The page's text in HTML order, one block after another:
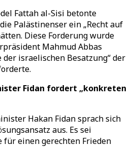
Fattah al-Sisi betonte
Palästinenser ein „Recht auf
Diese Forderung wurde
Mahmud Abbas
der israelischen Besatzung“ der
Fidan fordert „konkreten
Hakan Fidan sprach sich
aus. Es sei
für einen gerechten Frieden